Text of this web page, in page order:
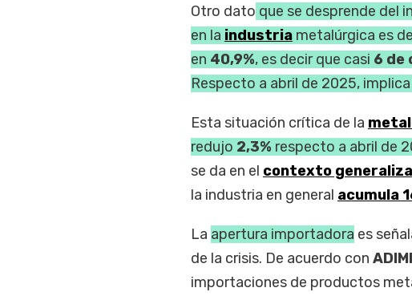
Otro dato que se desprende del
en la industriametalúrgica es
en 40,9%, es decir que casi 6 de
Respecto a abril de 2025,
Esta situación crítica de la
redujo 2,3% respecto a abril de
se da en el contexto
la industria en general acumula
La apertura importadora es
de la crisis. De acuerdo con
importaciones de productos